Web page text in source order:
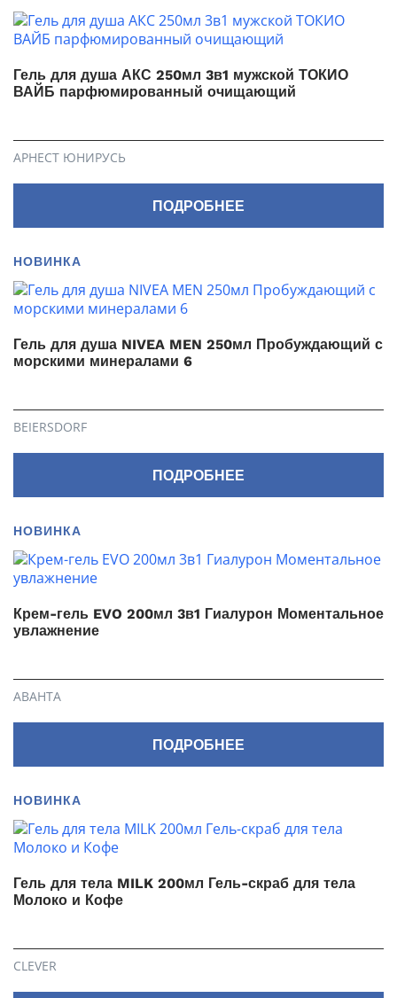
Гель для душа АКС 250мл 3в1 мужской ТОКИО
ВАЙБ парфюмированный очищающий
АРНЕСТ ЮНИРУСЬ
ПОДРОБНЕЕ
НОВИНКА
Гель для душа NIVEA MEN 250мл Пробуждающий с
морскими минералами 6
BEIERSDORF
ПОДРОБНЕЕ
НОВИНКА
Крем-гель EVO 200мл 3в1 Гиалурон Моментальное
увлажнение
АВАНТА
ПОДРОБНЕЕ
НОВИНКА
Гель для тела MILK 200мл Гель-скраб для тела
Молоко и Кофе
CLEVER